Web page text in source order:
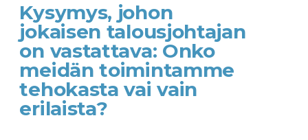
Kysymys, johon
jokaisen talousjohtajan
on vastattava: Onko
meidän toimintamme
tehokasta vai vain
erilaista?